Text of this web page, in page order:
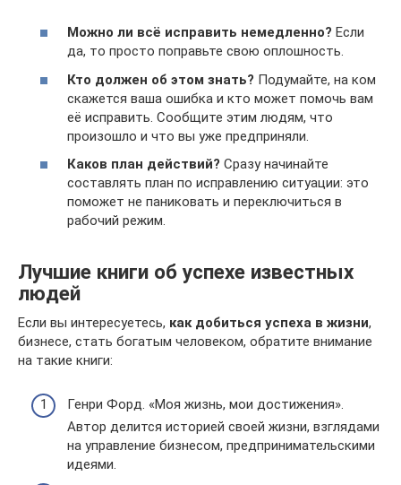
Можно ли всё исправить немедленно? Если
да, то просто поправьте свою оплошность.
Кто должен об этом знать? Подумайте, на ком
скажется ваша ошибка и кто может помочь вам
её исправить. Сообщите этим людям, что
произошло и что вы уже предприняли.
Каков план действий? Сразу начинайте
составлять план по исправлению ситуации: это
поможет не паниковать и переключиться в
рабочий режим.
Лучшие книги об успехе известных
людей
Если вы интересуетесь, как добиться успеха в жизни,
бизнесе, стать богатым человеком, обратите внимание
на такие книги:
Генри Форд. «Моя жизнь, мои достижения».
Автор делится историей своей жизни, взглядами
на управление бизнесом, предпринимательскими
идеями.